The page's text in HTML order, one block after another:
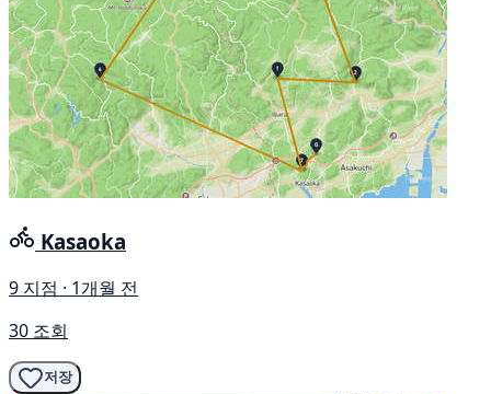
Kasaoka
9 지점 · 1개월 전
30 조회
저장